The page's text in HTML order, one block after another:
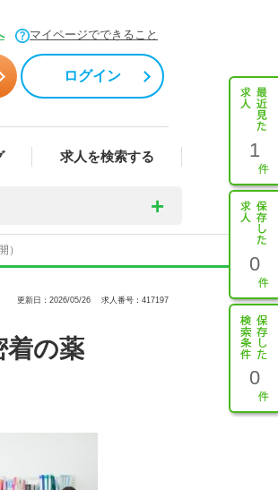
マイページでできること
ログイン
求人を検索する 1
0
0
）
更新日：2026/05/26 求人番号：417197
着の薬